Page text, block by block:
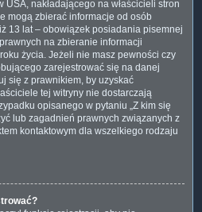
nakładającego na właścicieli stron
mogą zbierać informacje od osób
13 lat – obowiązek posiadania pisemnej
na zbieranie informacji
życia. Jeżeli nie masz pewności czy
zarejestrować się na danej
się z prawnikiem, by uzyskać
tej witryny nie dostarczają
opisanego w pytaniu „Z kim się
lub zagadnień prawnych związanych z
kontaktowym dla wszelkiego rodzaju